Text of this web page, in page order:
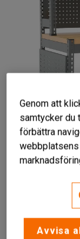
Smart
Genom att
samtycker du
förbättra
webbplatsens
Avvisa